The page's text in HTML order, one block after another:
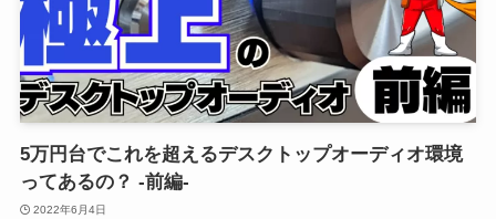
5万円台でこれを超えるデスクトップオーディオ環境
ってあるの？ -前編-
2022年6月4日